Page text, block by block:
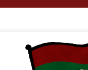
Die Rot-Grün-Weiße Hilfe ist